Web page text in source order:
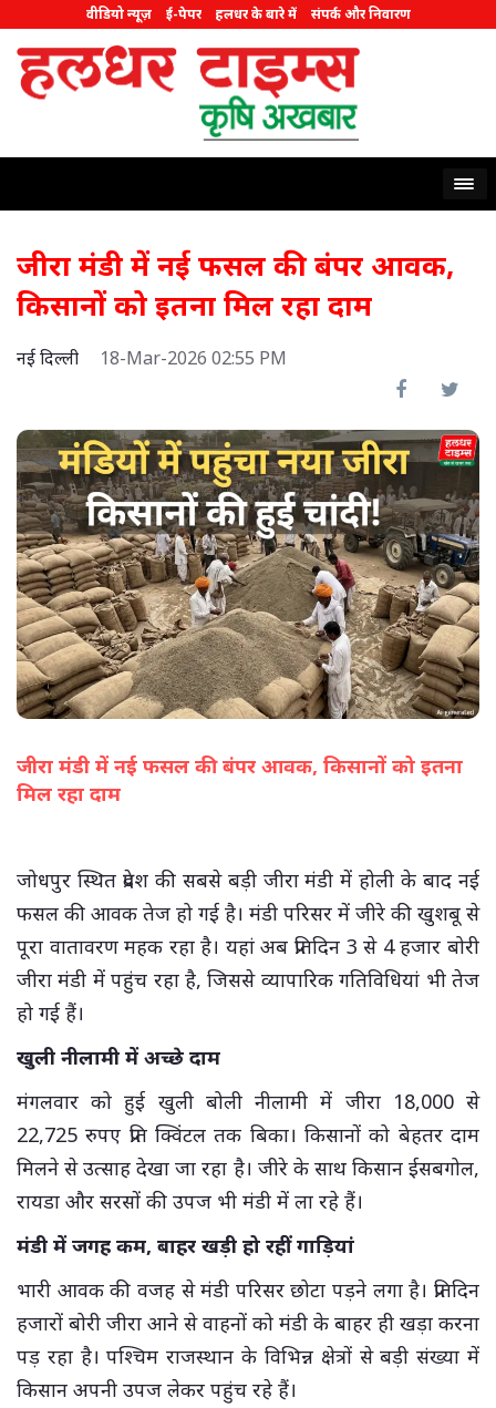
वीडियो न्यूज़ ई-पेपर हलधर के बारे में संपर्क और निवारण
जीरा मंडी में नई फसल की बंपर आवक,
किसानों को इतना मिल रहा दाम
नई दिल्ली 18-Mar-2026 02:55 PM
जीरा मंडी में नई फसल की बंपर आवक, किसानों को इतना
मिल रहा दाम
जोधपुर स्थित प्रदेश की सबसे बड़ी जीरा मंडी में होली के बाद नई
फसल की आवक तेज हो गई है। मंडी परिसर में जीरे की खुशबू से
पूरा वातावरण महक रहा है। यहां अब प्रतिदिन 3 से 4 हजार बोरी
जीरा मंडी में पहुंच रहा है, जिससे व्यापारिक गतिविधियां भी तेज
हो गई हैं।
खुली नीलामी में अच्छे दाम
मंगलवार को हुई खुली बोली नीलामी में जीरा 18,000 से
22,725 रुपए प्रति क्विंटल तक बिका। किसानों को बेहतर दाम
मिलने से उत्साह देखा जा रहा है। जीरे के साथ किसान ईसबगोल,
रायडा और सरसों की उपज भी मंडी में ला रहे हैं।
मंडी में जगह कम, बाहर खड़ी हो रहीं गाड़ियां
भारी आवक की वजह से मंडी परिसर छोटा पड़ने लगा है। प्रतिदिन
हजारों बोरी जीरा आने से वाहनों को मंडी के बाहर ही खड़ा करना
पड़ रहा है। पश्चिम राजस्थान के विभिन्न क्षेत्रों से बड़ी संख्या में
किसान अपनी उपज लेकर पहुंच रहे हैं।